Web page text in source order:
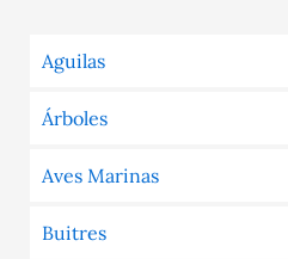
Aguilas
Árboles
Aves Marinas
Buitres